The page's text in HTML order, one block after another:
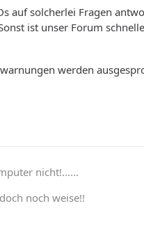
auf solcherlei Fragen
ist unser Forum
werden
nicht!......
noch weise!!